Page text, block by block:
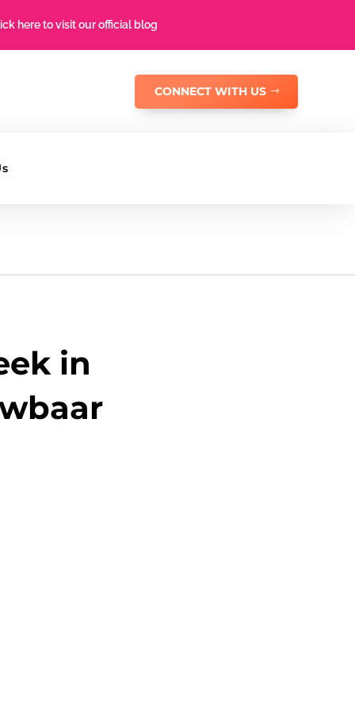
here to visit our official blog
CONNECT WITH US
in